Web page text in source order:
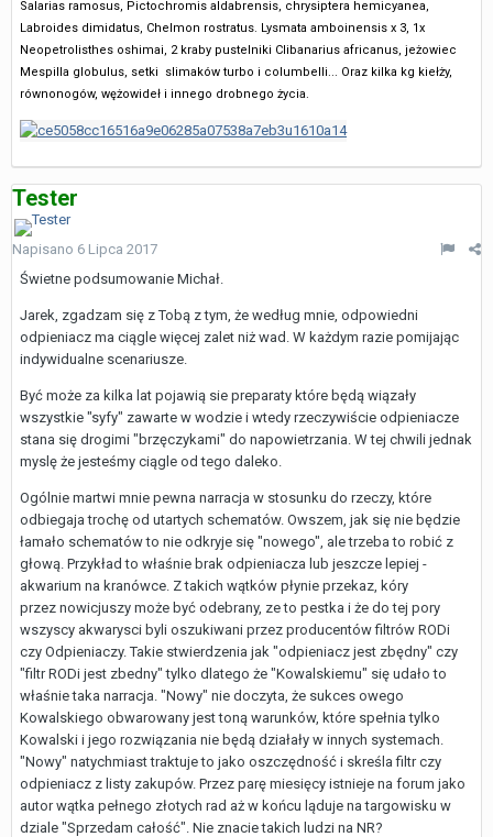
Salarias ramosus, Pictochromis aldabrensis, chrysiptera hemicyanea,
Labroides dimidatus, Chelmon rostratus. Lysmata amboinensis x 3, 1x
Neopetrolisthes oshimai, 2 kraby pustelniki Clibanarius africanus, jeżowiec
Mespilla globulus, setki slimaków turbo i columbelli... Oraz kilka kg kiełży,
równonogów, wężowideł i innego drobnego życia.
Tester
Napisano 6 Lipca 2017
Świetne podsumowanie Michał.
Jarek, zgadzam się z Tobą z tym, że według mnie, odpowiedni
odpieniacz ma ciągle więcej zalet niż wad. W każdym razie pomijając
indywidualne scenariusze.
Być może za kilka lat pojawią sie preparaty które będą wiązały
wszystkie "syfy" zawarte w wodzie i wtedy rzeczywiście odpieniacze
stana się drogimi "brzęczykami" do napowietrzania. W tej chwili jednak
myslę że jesteśmy ciągle od tego daleko.
Ogólnie martwi mnie pewna narracja w stosunku do rzeczy, które
odbiegaja trochę od utartych schematów. Owszem, jak się nie będzie
łamało schematów to nie odkryje się "nowego", ale trzeba to robić z
głową. Przykład to właśnie brak odpieniacza lub jeszcze lepiej -
akwarium na kranówce. Z takich wątków płynie przekaz, kóry
przez nowicjuszy może być odebrany, ze to pestka i że do tej pory
wszyscy akwarysci byli oszukiwani przez producentów filtrów RODi
czy Odpieniaczy. Takie stwierdzenia jak "odpieniacz jest zbędny" czy
"filtr RODi jest zbedny" tylko dlatego że "Kowalskiemu" się udało to
właśnie taka narracja. "Nowy" nie doczyta, że sukces owego
Kowalskiego obwarowany jest toną warunków, które spełnia tylko
Kowalski i jego rozwiązania nie będą działały w innych systemach.
"Nowy" natychmiast traktuje to jako oszczędność i skreśla filtr czy
odpieniacz z listy zakupów. Przez parę miesięcy istnieje na forum jako
autor wątka pełnego złotych rad aż w końcu ląduje na targowisku w
dziale "Sprzedam całość". Nie znacie takich ludzi na NR?